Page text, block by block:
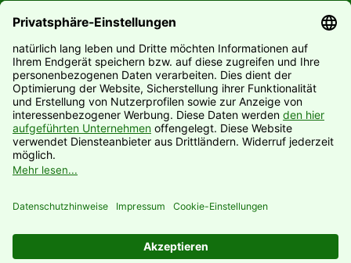
Informationen
Hersteller
* Alle Preise inkl. gesetzlicher USt., zzgl.Versand